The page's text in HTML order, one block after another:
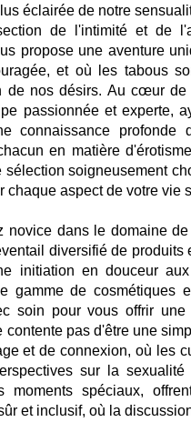
éclairée de notre
de l'intimité et de
propose une aventure
et où les tabous
de nos désirs. Au cœur
passionnée et experte,
connaissance profonde
en matière
sélection soigneusement
chaque aspect de votre vie
novice dans le domaine
diversifié de
initiation en douceur
gamme de cosmétiques
soin pour vous offrir
contente pas d'être une
et de connexion, où les
sur la
moments spéciaux,
et inclusif, où la